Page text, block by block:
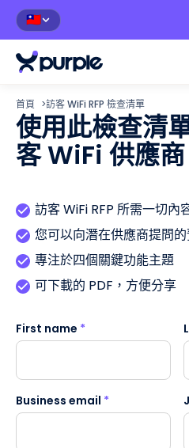
🇹🇼
首頁 >訪客 WiFi RFP 檢查清單
使用此檢查清
客 WiFi 供應商
訪客 WiFi RFP 所需一切內
您可以向潛在供應商提問
專注於四個關鍵功能主題
可下載的 PDF，方便分享
First name *
Business email *